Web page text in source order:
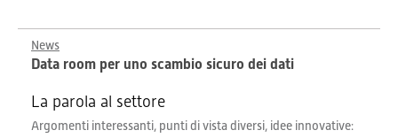
News
Data room per uno scambio sicuro dei dati
La parola al settore
Argomenti interessanti, punti di vista diversi, idee innovative: